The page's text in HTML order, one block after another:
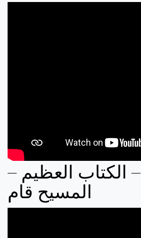
١١١ – الكتاب العظيم –
المسيح قام